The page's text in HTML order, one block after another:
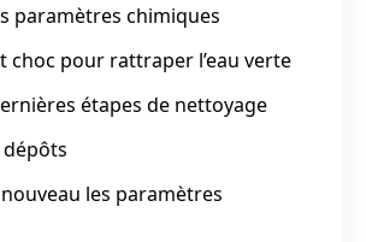
paramètres chimiques
choc pour rattraper l’eau verte
étapes de nettoyage
les paramètres